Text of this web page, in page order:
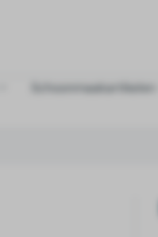
Schoonmaakartikelen